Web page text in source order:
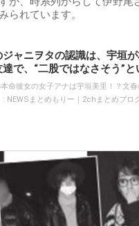
られています。
ャニヲタの認識は、宇垣が
で、“二股ではなさそう”と
本命彼女の女子アナは宇垣美里！？文
NEWSまとめもりー｜2chまとめブロ